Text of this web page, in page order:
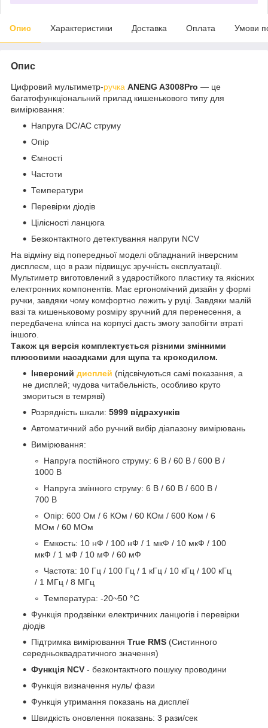
Опис Характеристики Доставка Оплата Умови
Опис
Цифровий мультиметр-ручка ANENG A3008Pro — це
багатофункціональний прилад кишенькового типу для
вимірювання:
Напруга DC/AC струму
Опір
Ємності
Частоти
Температури
Перевірки діодів
Цілісності ланцюга
Безконтактного детектування напруги NCV
На відміну від попередньої моделі обладнаний інверсним
дисплеєм, що в рази підвищує зручність експлуатації.
Мультиметр виготовлений з ударостійкого пластику та якісних
електронних компонентів. Має ергономічний дизайн у формі
ручки, завдяки чому комфортно лежить у руці. Завдяки малій
вазі та кишеньковому розміру зручний для перенесення, а
передбачена кліпса на корпусі дасть змогу запобігти втраті
іншого.
Також ця версія комплектується різними змінними
плюсовими насадками для щупа та крокодилом.
Інверсний дисплей (підсвічуються самі показання, а
не дисплей; чудова читабельність, особливо круто
змориться в темряві)
Розрядність шкали: 5999 відрахунків
Автоматичний або ручний вибір діапазону вимірювань
Вимірювання:
Напруга постійного струму: 6 В / 60 В / 600 В /
1000 В
Напруга змінного струму: 6 В / 60 В / 600 В /
700 В
Опір: 600 Ом / 6 КОм / 60 КОм / 600 Ком / 6
МОм / 60 МОм
Емкость: 10 нФ / 100 нФ / 1 мкФ / 10 мкФ / 100
мкФ / 1 мФ / 10 мФ / 60 мФ
Частота: 10 Гц / 100 Гц / 1 кГц / 10 кГц / 100 кГц
/ 1 МГц / 8 МГц
Температура: -20~50 °C
Функція продзвінки електричних ланцюгів і перевірки
діодів
Підтримка вимірювання True RMS (Систинного
середньоквадратичного значення)
Функція NCV - безконтактного пошуку проводини
Функція визначення нуль/ фази
Функція утримання показань на дисплеї
Швидкість оновлення показань: 3 рази/сек